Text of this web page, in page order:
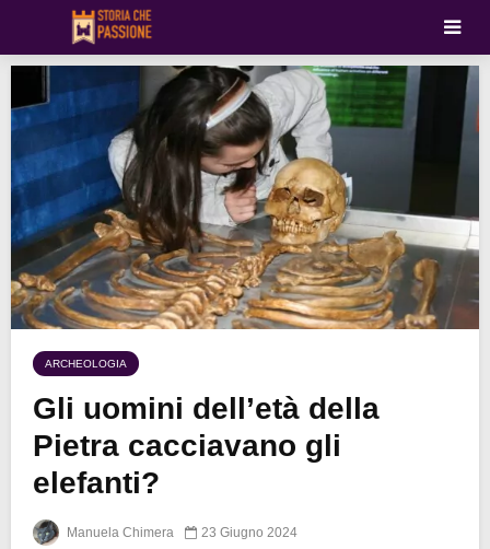
ARCHEOLOGIA
Gli uomini dell’età della
Pietra cacciavano gli
elefanti?
Manuela Chimera 23 Giugno 2024